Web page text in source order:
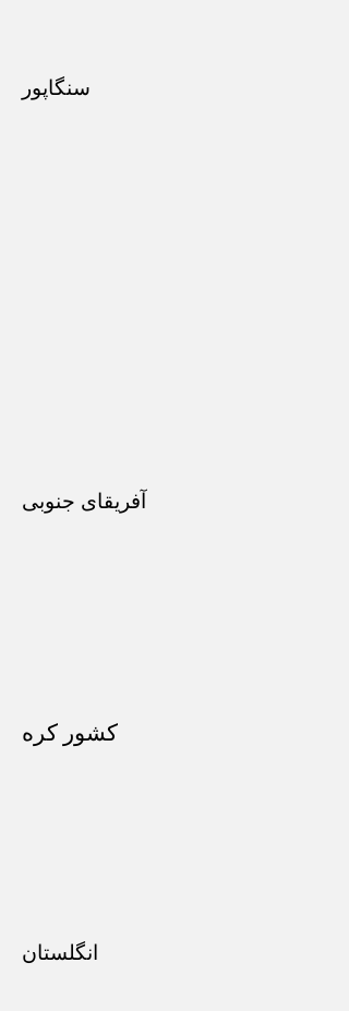
سنگاپور
آفریقای جنوبی
کشور کره
انگلستان